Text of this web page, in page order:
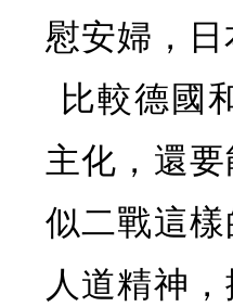
慰安婦，
比較德國
主化，還
似二戰這
人道精神